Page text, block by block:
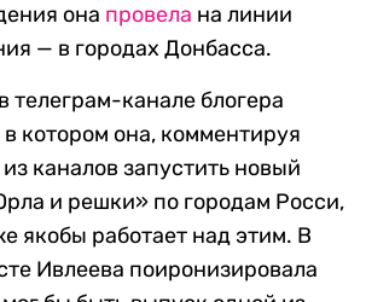
она провела на линии
— в городах Донбасса.
телеграм-канале блогера
в котором она, комментируя
каналов запустить новый
и решки» по городам Росси,
якобы работает над этим. В
Ивлеева поиронизировала